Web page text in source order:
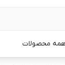
همه محصولات